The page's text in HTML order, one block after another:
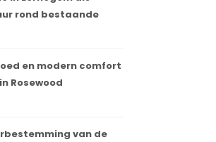
rond bestaande
en modern comfort
Rosewood
van de